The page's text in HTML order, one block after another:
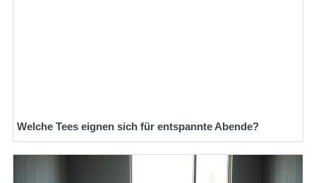
Welche Tees eignen sich für entspannte Abende?